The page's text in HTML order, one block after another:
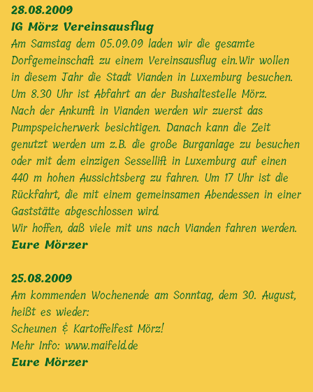
28.08.2009
IG Mörz Vereinsausflug
Am Samstag dem 05.09.09 laden wir die gesamte
Dorfgemeinschaft zu einem Vereinsausflug ein.Wir wollen
in diesem Jahr die Stadt Vianden in Luxemburg besuchen.
Um 8.30 Uhr ist Abfahrt an der Bushaltestelle Mörz.
Nach der Ankunft in Vianden werden wir zuerst das
Pumpspeicherwerk besichtigen. Danach kann die Zeit
genutzt werden um z.B. die große Burganlage zu besuchen
oder mit dem einzigen Sessellift in Luxemburg auf einen
440 m hohen Aussichtsberg zu fahren. Um 17 Uhr ist die
Rückfahrt, die mit einem gemeinsamen Abendessen in einer
Gaststätte abgeschlossen wird.
Wir hoffen, daß viele mit uns nach Vianden fahren werden.
Eure Mörzer
25.08.2009
Am kommenden Wochenende am Sonntag, dem 30. August,
heißt es wieder:
Scheunen & Kartoffelfest Mörz!
Mehr Info: www.maifeld.de
Eure Mörzer